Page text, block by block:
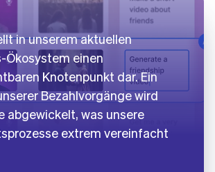
in unserem aktuellen
Ökosystem einen
Knotenpunkt dar. Ein
Bezahlvorgänge wird
abgewickelt, was unsere
extrem vereinfacht